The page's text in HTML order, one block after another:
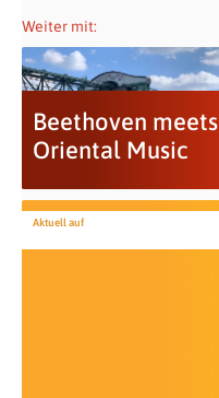
Weiter mit:
Beethoven meets
Oriental Music
Aktuell auf